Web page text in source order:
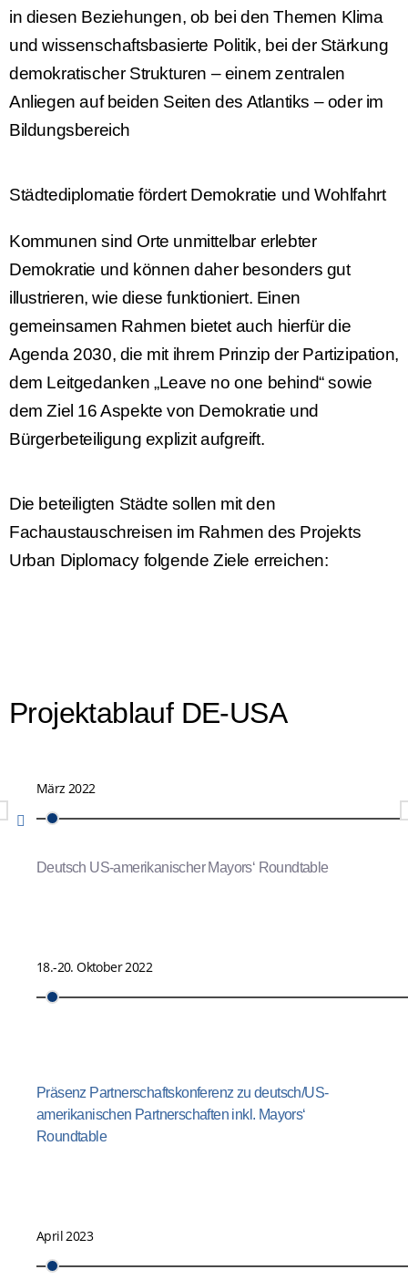
in diesen Beziehungen, ob bei den Themen Klima
und wissenschaftsbasierte Politik, bei der Stärkung
demokratischer Strukturen – einem zentralen
Anliegen auf beiden Seiten des Atlantiks – oder im
Bildungsbereich
Städtediplomatie fördert Demokratie und Wohlfahrt
Kommunen sind Orte unmittelbar erlebter
Demokratie und können daher besonders gut
illustrieren, wie diese funktioniert. Einen
gemeinsamen Rahmen bietet auch hierfür die
Agenda 2030, die mit ihrem Prinzip der Partizipation,
dem Leitgedanken „Leave no one behind“ sowie
dem Ziel 16 Aspekte von Demokratie und
Bürgerbeteiligung explizit aufgreift.
Die beteiligten Städte sollen mit den
Fachaustauschreisen im Rahmen des Projekts
Urban Diplomacy folgende Ziele erreichen:
Projektablauf DE-USA
März 2022
Deutsch US-amerikanischer Mayors‘ Roundtable
18.-20. Oktober 2022
Präsenz Partnerschaftskonferenz zu deutsch/US-
amerikanischen Partnerschaften inkl. Mayors‘
Roundtable
April 2023